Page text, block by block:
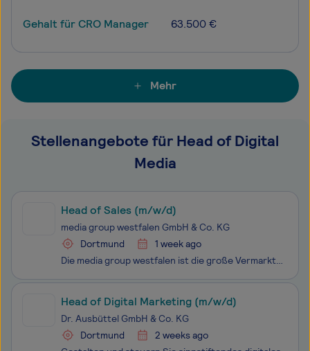
Gehalt für CRO Manager 63.500 €
Mehr
Stellenangebote für Head of Digital
Media
Head of Sales (m/w/d)
media group westfalen GmbH & Co. KG
Dortmund
1 week ago
Die media group westfalen ist die große Vermarktungsallianz der vier Medienhäuser im Herzen Westfalens: Lensing Media, Medienhaus Bauer, rubens und temmingmedia. Das digitale Portfolio umfasst neben den wachstumsstarken Tageszeitungsportalen und E-Paper auch das Reichweitenportal RUHR24 inklusive de
Head of Digital Marketing (m/w/d)
Dr. Ausbüttel GmbH & Co. KG
Dortmund
2 weeks ago